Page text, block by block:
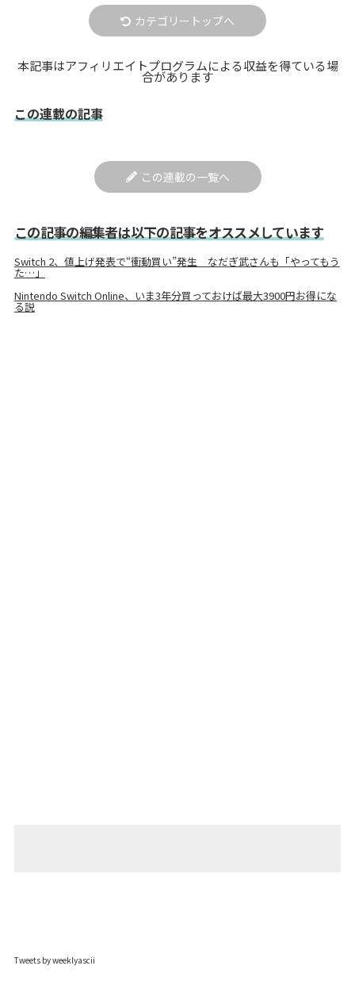
カテゴリートップへ
本記事はアフィリエイトプログラムによる収益を得ている場
合があります
この連載の記事
この連載の一覧へ
この記事の編集者は以下の記事をオススメしています
Switch 2、値上げ発表で“衝動買い”発生 なだぎ武さんも「やってもう
た…」
Nintendo Switch Online、いま3年分買っておけば最大3900円お得にな
る説
Tweets by weeklyascii